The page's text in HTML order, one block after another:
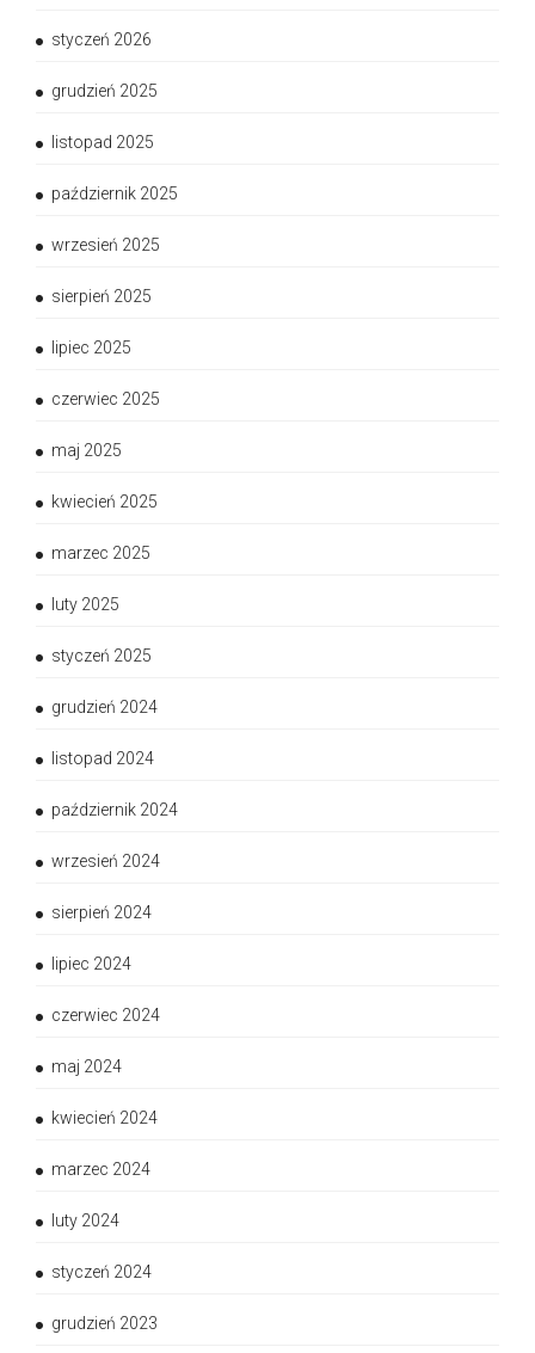
styczeń 2026
grudzień 2025
listopad 2025
październik 2025
wrzesień 2025
sierpień 2025
lipiec 2025
czerwiec 2025
maj 2025
kwiecień 2025
marzec 2025
luty 2025
styczeń 2025
grudzień 2024
listopad 2024
październik 2024
wrzesień 2024
sierpień 2024
lipiec 2024
czerwiec 2024
maj 2024
kwiecień 2024
marzec 2024
luty 2024
styczeń 2024
grudzień 2023